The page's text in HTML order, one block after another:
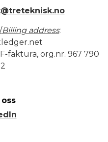
Billing address:
faktura, org.nr. 967 790